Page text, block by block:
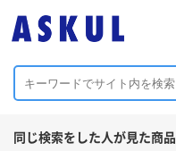
同じ検索をした人が見た商品